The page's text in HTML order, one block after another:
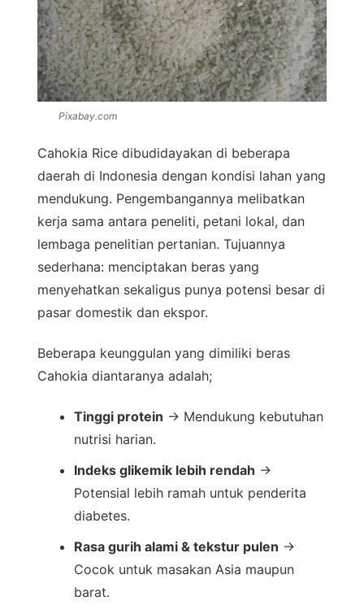
Pixabay.com
Cahokia Rice dibudidayakan di beberapa
daerah di Indonesia dengan kondisi lahan yang
mendukung. Pengembangannya melibatkan
kerja sama antara peneliti, petani lokal, dan
lembaga penelitian pertanian. Tujuannya
sederhana: menciptakan beras yang
menyehatkan sekaligus punya potensi besar di
pasar domestik dan ekspor.
Beberapa keunggulan yang dimiliki beras
Cahokia diantaranya adalah;
Tinggi protein → Mendukung kebutuhan
nutrisi harian.
Indeks glikemik lebih rendah →
Potensial lebih ramah untuk penderita
diabetes.
Rasa gurih alami & tekstur pulen →
Cocok untuk masakan Asia maupun
barat.